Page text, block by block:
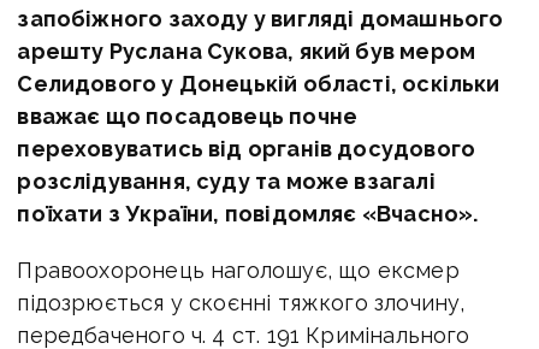
запобіжного заходу у вигляді домашнього
арешту Руслана Сукова, який був мером
Селидового у Донецькій області, оскільки
вважає що посадовець почне
переховуватись від органів досудового
розслідування, суду та може взагалі
поїхати з України, повідомляє «Вчасно».
Правоохоронець наголошує, що ексмер
підозрюється у скоєнні тяжкого злочину,
передбаченого ч. 4 ст. 191 Кримінального